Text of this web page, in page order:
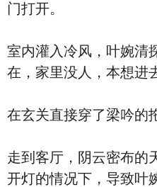
门打开。
室内灌入冷风，叶婉清
在，家里没人，本想进
在玄关直接穿了梁吟的
走到客厅，阴云密布的
开灯的情况下，导致叶